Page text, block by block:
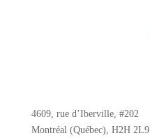
4609, rue d’Iberville, #202
Montréal (Québec), H2H 2L9